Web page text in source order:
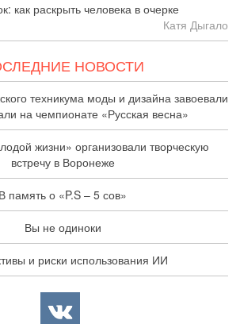
как раскрыть человека в очерке
Катя Дыгало
НОВОСТИ
техникума моды и дизайна завоевали
на чемпионате «Русская весна»
жизни» организовали творческую
встречу в Воронеже
В память о «P.S – 5 сов»
Вы не одиноки
и риски использования ИИ